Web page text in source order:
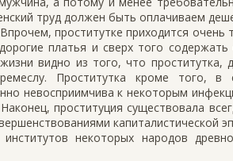
труд должен быть оплачиваем
проститутке приходится очень
платья и сверх того
видно из того, что проститутка,
Проститутка кроме того, в
невосприимчива к некоторым
проституция существовала
капиталистической
некоторых народов